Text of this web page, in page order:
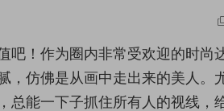
吧！作为圈内非常受欢迎的时尚
，仿佛是从画中走出来的美人。
总能一下子抓住所有人的视线，